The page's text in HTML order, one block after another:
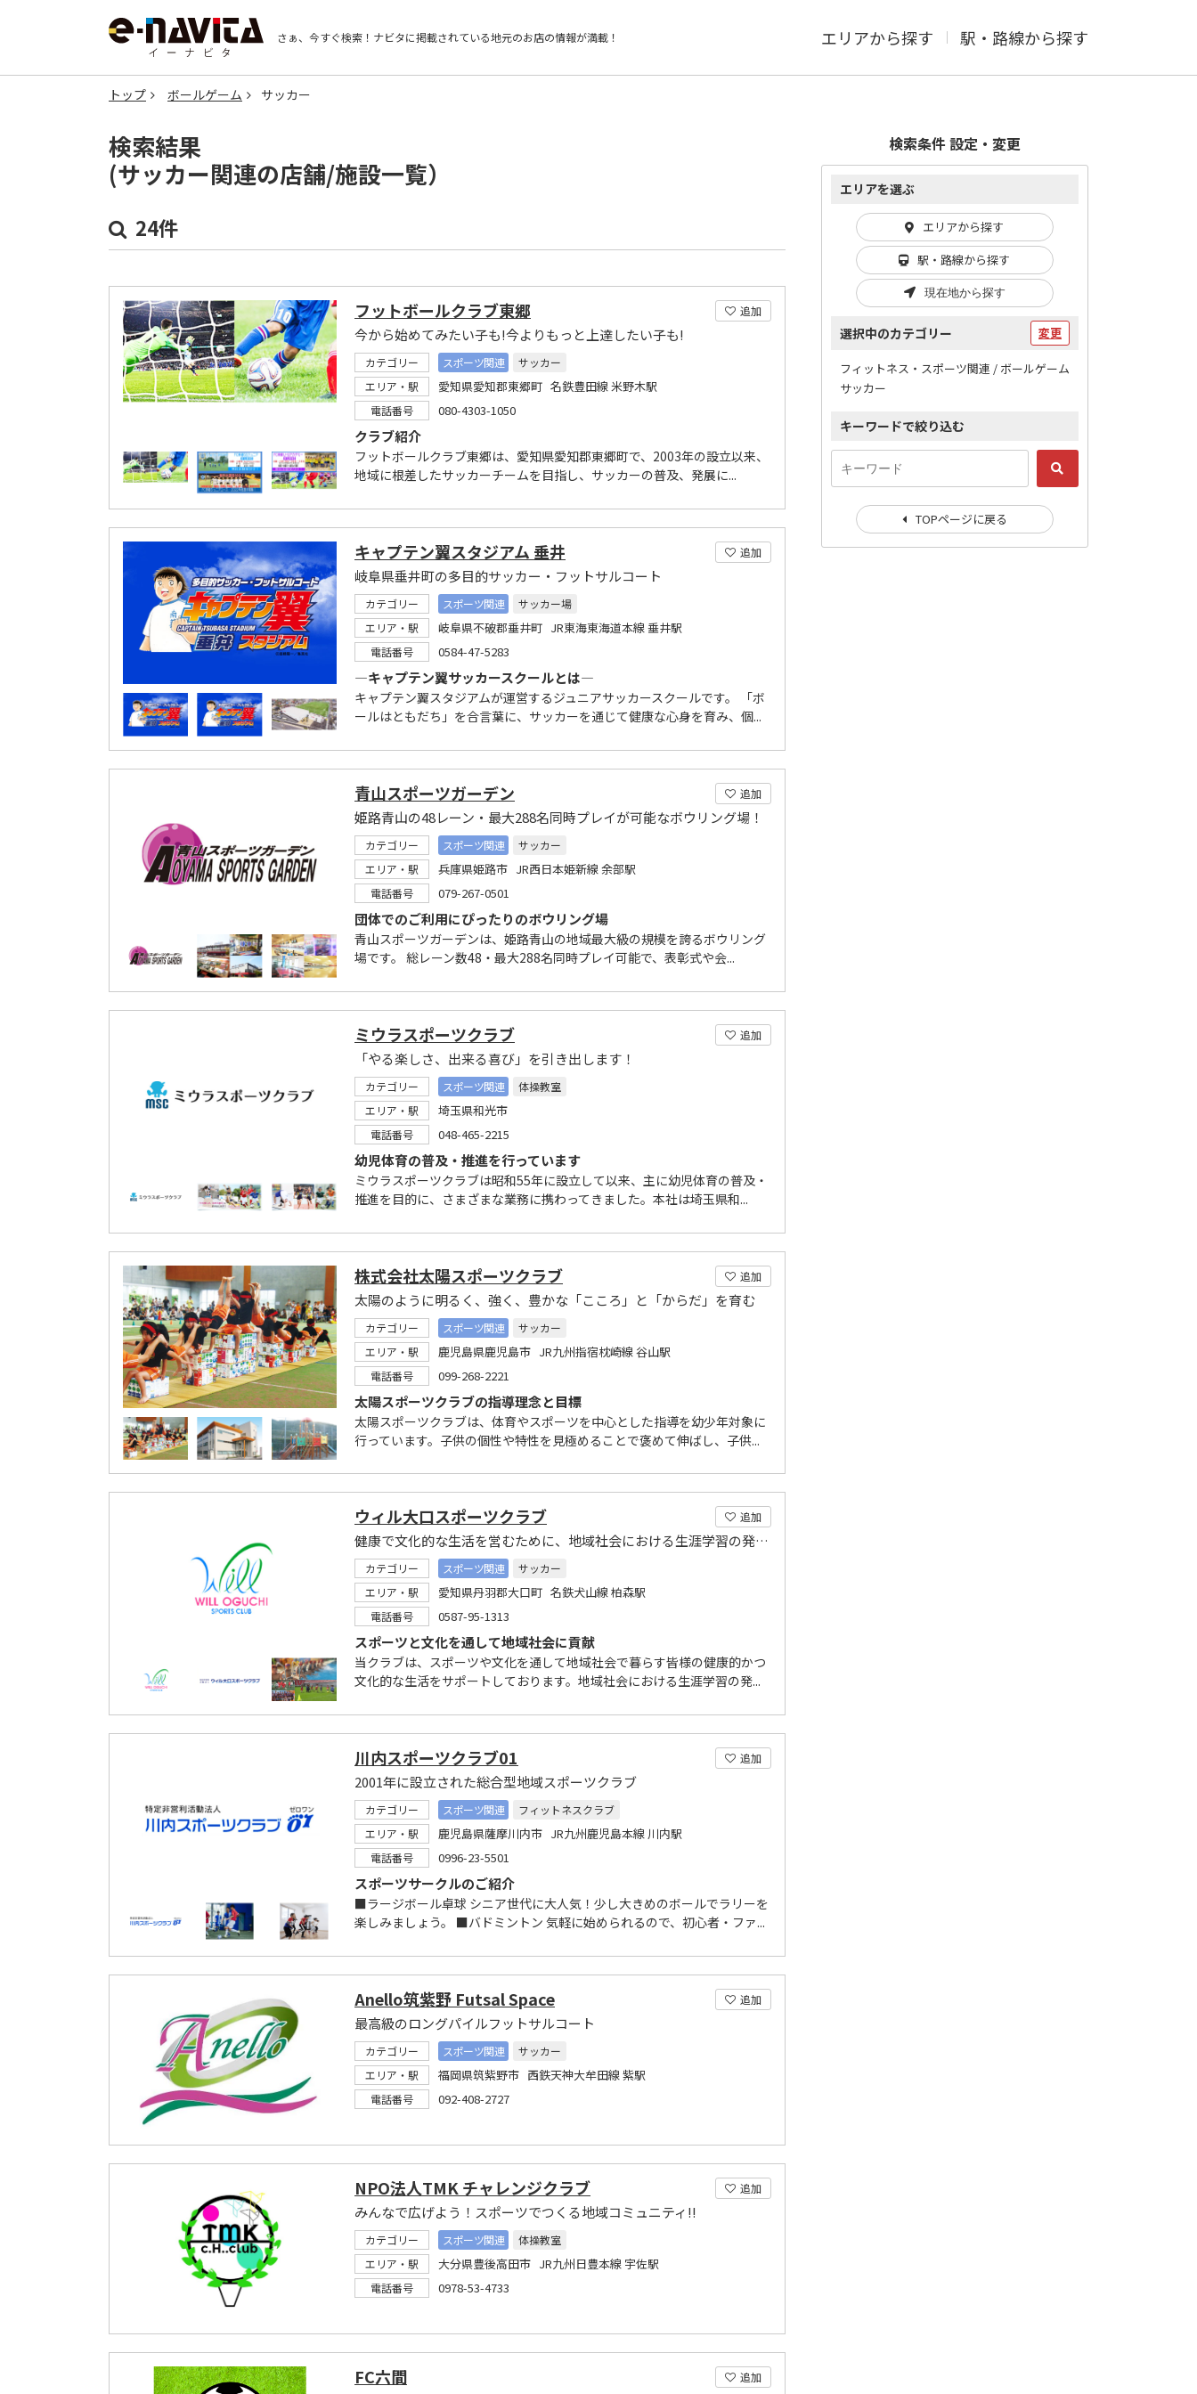
さぁ、今すぐ検索！ ナビタに掲載されている地元のお店の情報が満載！ エリアから探す 駅・路線から探す
トップ ボールゲーム サッカー
検索結果
(サッカー関連の店舗/施設一覧）
24件
追加
フットボールクラブ東郷
今から始めてみたい子も!今よりもっと上達したい子も!
カテゴリー スポーツ関連
サッカー
エリア・駅
愛知県愛知郡東郷町 名鉄豊田線 米野木駅
電話番号 080-4303-1050
クラブ紹介
フットボールクラブ東郷は、愛知県愛知郡東郷町で、2003年の設立以来、
地域に根差したサッカーチームを目指し、サッカーの普及、発展に...
追加
キャプテン翼スタジアム 垂井
岐阜県垂井町の多目的サッカー・フットサルコート
カテゴリー スポーツ関連
サッカー場
エリア・駅
岐阜県不破郡垂井町 JR東海東海道本線 垂井駅
電話番号 0584-47-5283
―キャプテン翼サッカースクールとは―
キャプテン翼スタジアムが運営するジュニアサッカースクールです。 「ボ
ールはともだち」を合言葉に、サッカーを通じて健康な心身を育み、個...
追加
青山スポーツガーデン
姫路青山の48レーン・最大288名同時プレイが可能なボウリング場！
カテゴリー スポーツ関連
サッカー
エリア・駅
兵庫県姫路市 JR西日本姫新線 余部駅
電話番号 079-267-0501
団体でのご利用にぴったりのボウリング場
青山スポーツガーデンは、姫路青山の地域最大級の規模を誇るボウリング
場です。 総レーン数48・最大288名同時プレイ可能で、表彰式や会...
追加
ミウラスポーツクラブ
「やる楽しさ、出来る喜び」を引き出します！
カテゴリー スポーツ関連
体操教室
エリア・駅
埼玉県和光市
電話番号 048-465-2215
幼児体育の普及・推進を行っています
ミウラスポーツクラブは昭和55年に設立して以来、主に幼児体育の普及・
推進を目的に、さまざまな業務に携わってきました。本社は埼玉県和...
追加
株式会社太陽スポーツクラブ
太陽のように明るく、強く、豊かな「こころ」と「からだ」を育む
カテゴリー スポーツ関連
サッカー
エリア・駅
鹿児島県鹿児島市 JR九州指宿枕崎線 谷山駅
電話番号 099-268-2221
太陽スポーツクラブの指導理念と目標
太陽スポーツクラブは、体育やスポーツを中心とした指導を幼少年対象に
行っています。子供の個性や特性を見極めることで褒めて伸ばし、子供...
追加
ウィル大口スポーツクラブ
健康で文化的な生活を営むために、地域社会における生涯学習の発展に寄与
カテゴリー スポーツ関連
サッカー
エリア・駅
愛知県丹羽郡大口町 名鉄犬山線 柏森駅
電話番号 0587-95-1313
スポーツと文化を通して地域社会に貢献
当クラブは、スポーツや文化を通して地域社会で暮らす皆様の健康的かつ
文化的な生活をサポートしております。地域社会における生涯学習の発...
追加
川内スポーツクラブ01
2001年に設立された総合型地域スポーツクラブ
カテゴリー スポーツ関連
フィットネスクラブ
エリア・駅
鹿児島県薩摩川内市 JR九州鹿児島本線 川内駅
電話番号 0996-23-5501
スポーツサークルのご紹介
■ラージボール卓球 シニア世代に大人気！少し大きめのボールでラリーを
楽しみましょう。 ■バドミントン 気軽に始められるので、初心者・ファ...
追加
Anello筑紫野 Futsal Space
最高級のロングパイルフットサルコート
カテゴリー スポーツ関連
サッカー
エリア・駅
福岡県筑紫野市 西鉄天神大牟田線 紫駅
電話番号 092-408-2727
追加
NPO法人TMK チャレンジクラブ
みんなで広げよう！スポーツでつくる地域コミュニティ!!
カテゴリー スポーツ関連
体操教室
エリア・駅
大分県豊後高田市 JR九州日豊本線 宇佐駅
電話番号 0978-53-4733
追加
FC六間
検索条件 設定・変更
エリアを選ぶ
エリアから探す
駅・路線から探す
現在地から探す
選択中のカテゴリー 変更
フィットネス・スポーツ関連 / ボールゲーム
サッカー
キーワードで絞り込む
TOPページに戻る